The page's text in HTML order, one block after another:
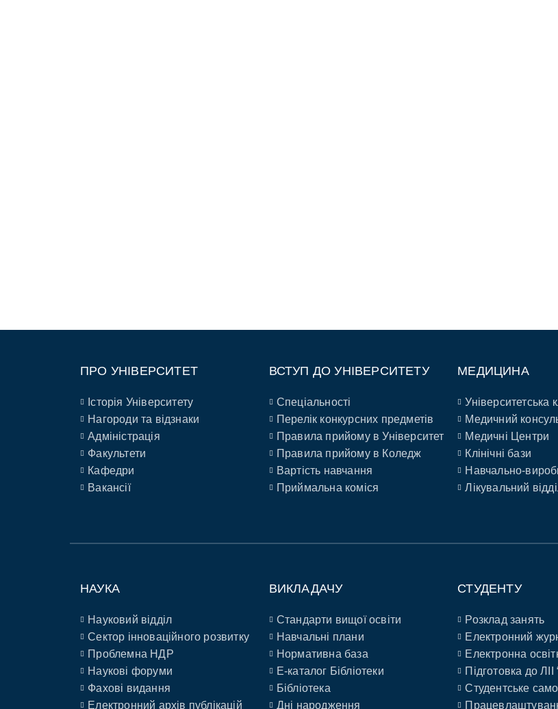
ПРО УНІВЕРСИТЕТ
Історія Університету
Нагороди та відзнаки
Адміністрація
Факультети
Кафедри
Вакансії
ВСТУП ДО УНІВЕРСИТЕТУ
Спеціальності
Перелік конкурсних предметів
Правила прийому в Університет
Правила прийому в Коледж
Вартість навчання
Приймальна коміся
МЕДИЦИНА
Університетська
Медичний
Медичні Центри
Клінічні бази
Навчально-
Лікувальний
НАУКА
Науковий відділ
Сектор інноваційного розвитку
Проблемна НДР
Наукові форуми
Фахові видання
Електронний архів публікацій
ВИКЛАДАЧУ
Стандарти вищої освіти
Навчальні плани
Нормативна база
E-каталог Бібліотеки
Бібліотека
Дні народження
СТУДЕНТУ
Розклад занять
Електронний
Електронна
Підготовка до ЛІІ
Студентське